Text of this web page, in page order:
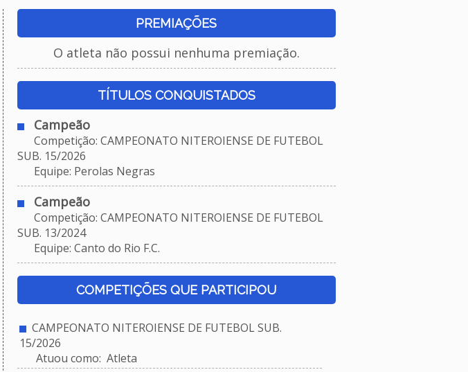
PREMIAÇÕES
O atleta não possui nenhuma premiação.
TÍTULOS CONQUISTADOS
Campeão
Competição: CAMPEONATO NITEROIENSE DE FUTEBOL
SUB. 15/2026
Equipe: Perolas Negras
Campeão
Competição: CAMPEONATO NITEROIENSE DE FUTEBOL
SUB. 13/2024
Equipe: Canto do Rio F.C.
COMPETIÇÕES QUE PARTICIPOU
CAMPEONATO NITEROIENSE DE FUTEBOL SUB.
15/2026
Atuou como: Atleta